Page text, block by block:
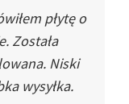
płytę o
Została
Niski
wysyłka.